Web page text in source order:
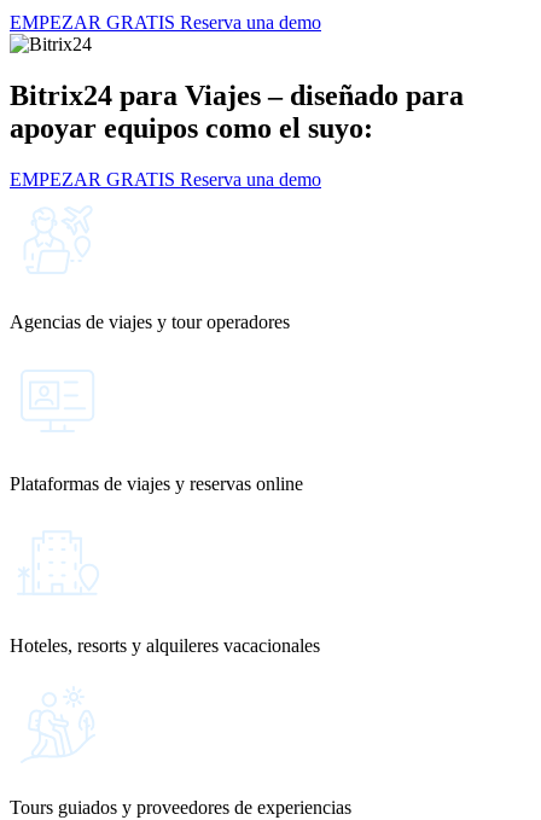
EMPEZAR GRATIS Reserva una demo
Bitrix24 para Viajes – diseñado para
apoyar equipos como el suyo:
EMPEZAR GRATIS Reserva una demo
Agencias de viajes y tour operadores
Plataformas de viajes y reservas online
Hoteles, resorts y alquileres vacacionales
Tours guiados y proveedores de experiencias